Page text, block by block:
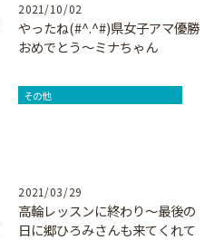
2021/10/02
やったね(#^.^#)県女子アマ優勝
おめでとう～ミナちゃん
その他
2021/03/29
高輪レッスンに終わり～最後の
日に郷ひろみさんも来てくれて